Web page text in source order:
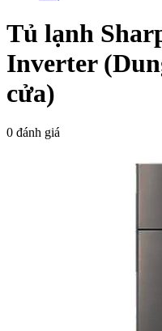
Tủ lạnh
Inverter
cửa)
0 đánh giá